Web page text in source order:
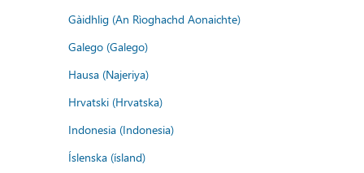
Gàidhlig (An Rìoghachd Aonaichte)
Galego (Galego)
Hausa (Najeriya)
Hrvatski (Hrvatska)
Indonesia (Indonesia)
Íslenska (ísland)